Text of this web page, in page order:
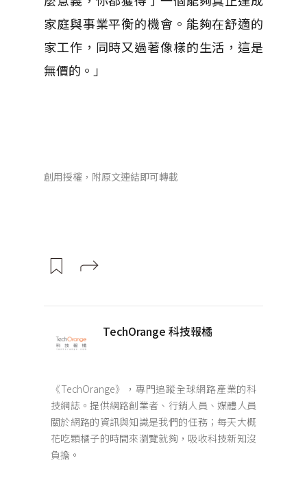
家庭與事業平衡的機會。能夠在舒適的
家工作，同時又過著像樣的生活，這是
無價的。」
創用授權，附原文連結即可轉載
TechOrange 科技報橘
《TechOrange》，專門追蹤全球網路產業的科
技網誌。提供網路創業者、行銷人員、媒體人員
關於網路的資訊與知識是我們的任務；每天大概
花吃顆橘子的時間來瀏覽就夠，吸收科技新知沒
負擔。